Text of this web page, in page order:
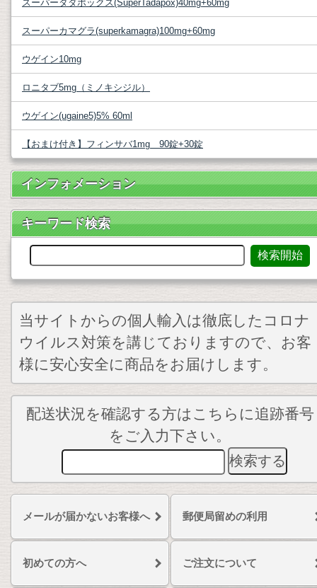
スーパータダポックス(SuperTadapox)40mg+60mg
スーパーカマグラ(superkamagra)100mg+60mg
ウゲイン10mg
ロニタブ5mg（ミノキシジル）
ウゲイン(ugaine5)5% 60ml
【おまけ付き】フィンサバ1mg 90錠+30錠
インフォメーション
キーワード検索
当サイトからの個人輸入は徹底したコロナ
ウイルス対策を講じておりますので、お客
様に安心安全に商品をお届けします。
配送状況を確認する方はこちらに追跡番号
をご入力下さい。
メールが届かないお客様へ 郵便局留めの利用
初めての方へ ご注文について